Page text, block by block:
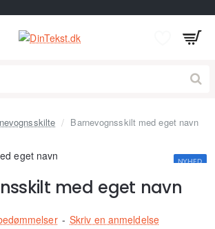
Barnevognsskilt med eget navn
NYHED
med eget navn
- Skriv en anmeldelse